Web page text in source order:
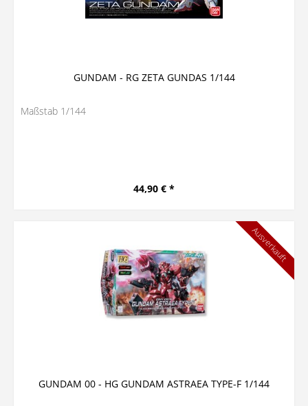
GUNDAM - RG ZETA GUNDAS 1/144
Maßstab 1/144
44,90 € *
GUNDAM 00 - HG GUNDAM ASTRAEA TYPE-F 1/144
Ausverkauft